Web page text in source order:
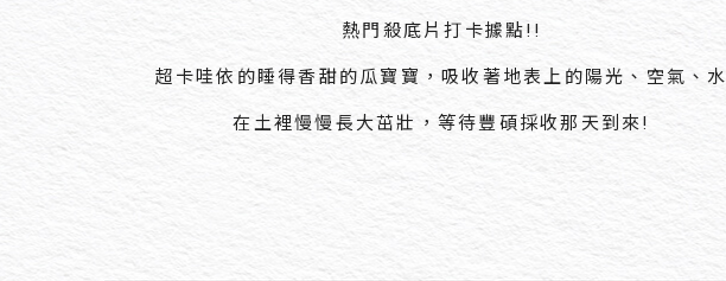
熱門殺底片打卡據點!!
超卡哇依的睡得香甜的瓜寶寶，吸收著地表上的陽光、空氣、水
在土裡慢慢長大茁壯，​等待豐碩採收那天到來!